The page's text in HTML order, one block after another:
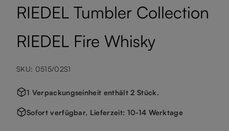
RIEDEL Tumbler Collection
RIEDEL Fire Whisky
SKU: 0515/02S1
1 Verpackungseinheit enthält 2 Stück.
Sofort verfügbar, Lieferzeit: 10-14 Werktage